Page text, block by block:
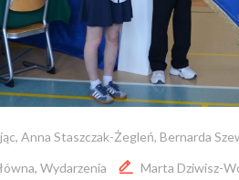
, Anna Staszczak-Żegleń, Bernarda
, Wydarzenia Marta Dziwisz-